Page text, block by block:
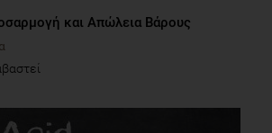
και Απώλεια Βάρους